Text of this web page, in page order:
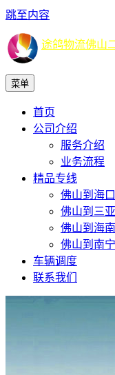
跳至内容
途鸽物流佛山
菜单
首页
公司介绍
服务介绍
业务流程
精品专线
佛山到海
佛山到三
佛山到海
佛山到南
车辆调度
联系我们